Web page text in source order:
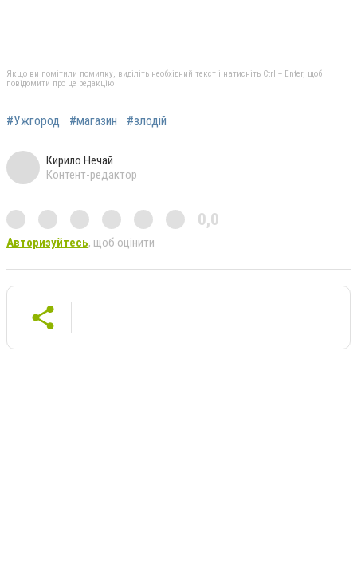
Якщо ви помітили помилку, виділіть необхідний текст і натисніть Ctrl + Enter, щоб
повідомити про це редакцію
#Ужгород #магазин #злодій
Кирило Нечай
Контент-редактор
0,0
Авторизуйтесь, щоб оцінити